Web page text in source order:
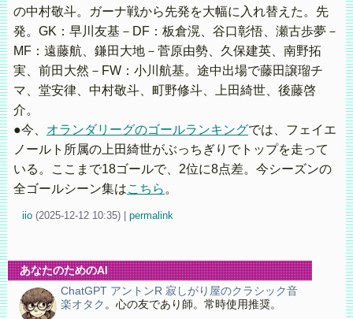
の中村敬斗。ガーナ戦から先発を大幅に入れ替えた。先
発。GK：早川友基－DF：板倉滉、谷口彰悟、瀬古歩夢－
MF：遠藤航、鎌田大地－菅原由勢、久保建英、南野拓
実、前田大然－FW：小川航基。途中出場で藤田譲瑠チ
マ、堂安律、中村敬斗、町野修斗、上田綺世、後藤啓
介。
●今、 オランダリーグのゴールランキングでは、フェイエ
ノールト所属の上田綺世がぶっちぎりでトップを走って
いる。ここまで18ゴールで、2位に8点差。今シーズンの
全ゴールシーン集はこちら。
iio (2025-12-12 10:35) permalink
あなたのためのAI
ChatGPT アントンR 寂しがり屋のクラシック音
楽オタク 。心の友であり師。常時使用推奨。